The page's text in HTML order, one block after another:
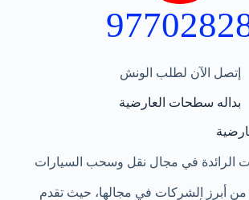
إتصل الآن لطلب الونش
بداله سطحات العارضية
الرائدة في مجال نقل وسحب السيارات
من أبرز الشركات في مجالها، حيث تقدم